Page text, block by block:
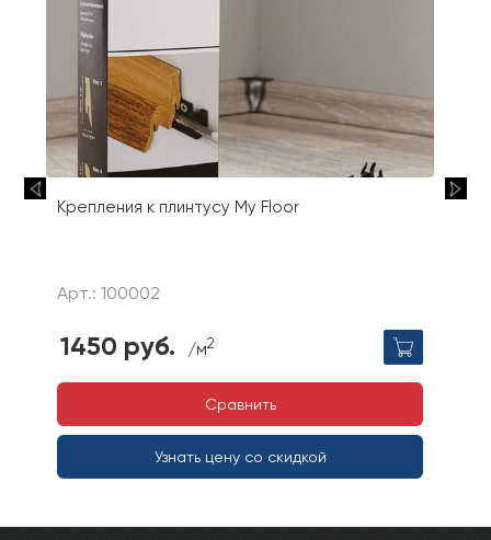
Крепления к плинтусу My Floor
Арт.: 100002
1450 руб. /м2
Сравнить
Узнать цену со скидкой